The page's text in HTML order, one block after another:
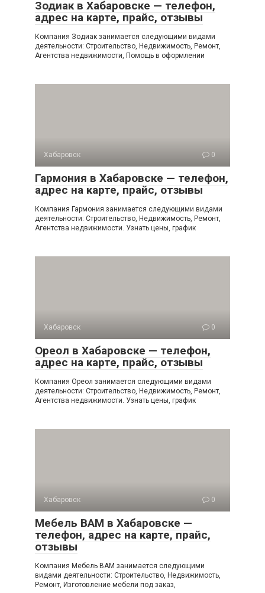
Зодиак в Хабаровске — телефон,
адрес на карте, прайс, отзывы
Компания Зодиак занимается следующими видами
деятельности: Строительство, Недвижимость, Ремонт,
Агентства недвижимости, Помощь в оформлении
Хабаровск 0
Гармония в Хабаровске — телефон,
адрес на карте, прайс, отзывы
Компания Гармония занимается следующими видами
деятельности: Строительство, Недвижимость, Ремонт,
Агентства недвижимости. Узнать цены, график
Хабаровск 0
Ореол в Хабаровске — телефон,
адрес на карте, прайс, отзывы
Компания Ореол занимается следующими видами
деятельности: Строительство, Недвижимость, Ремонт,
Агентства недвижимости. Узнать цены, график
Хабаровск 0
Мебель ВАМ в Хабаровске —
телефон, адрес на карте, прайс,
отзывы
Компания Мебель ВАМ занимается следующими
видами деятельности: Строительство, Недвижимость,
Ремонт, Изготовление мебели под заказ,